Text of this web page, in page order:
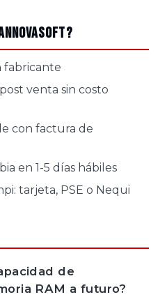
fabricante
venta sin costo
con factura de
en 1-5 días hábiles
tarjeta, PSE o Nequi
de
RAM a futuro?